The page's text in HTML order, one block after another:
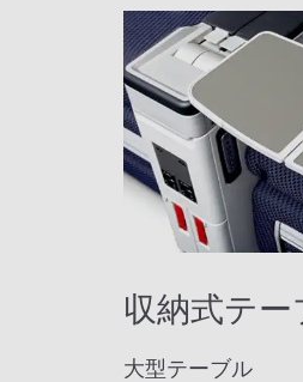
収納式テー
大型テーブル